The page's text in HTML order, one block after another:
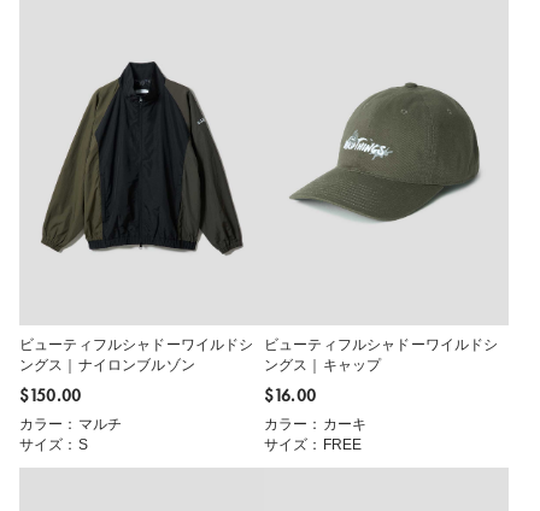
ビューティフルシャドーワイルドシ
ングス｜ナイロンブルゾン
$‌150.00
カラー：マルチ
サイズ：S
ビューティフルシャドーワイルドシ
ングス｜キャップ
$‌16.00
カラー：カーキ
サイズ：FREE